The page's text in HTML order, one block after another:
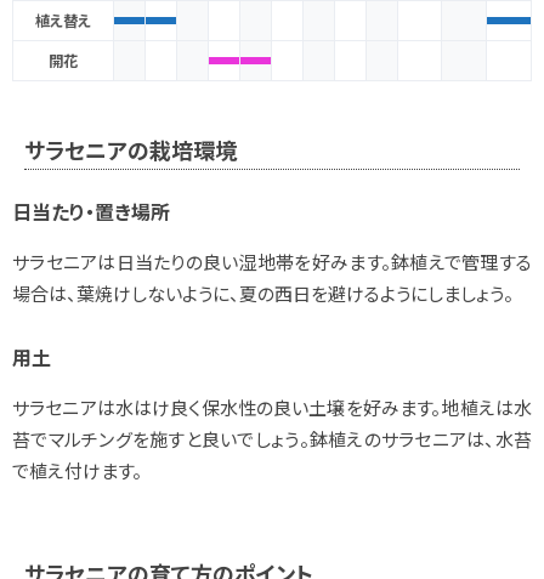
植え替え
開花
サラセニアの栽培環境
日当たり・置き場所
サラセニアは日当たりの良い湿地帯を好みます。鉢植えで管理する
場合は、葉焼けしないように、夏の西日を避けるようにしましょう。
用土
サラセニアは水はけ良く保水性の良い土壌を好みます。地植えは水
苔でマルチングを施すと良いでしょう。鉢植えのサラセニアは、水苔
で植え付けます。